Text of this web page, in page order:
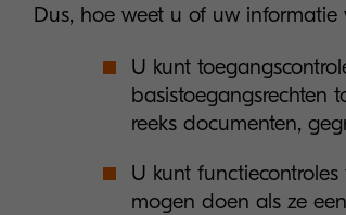
Dus, hoe weet u of uw informatie
U kunt
basistoegangsrechten
reeks documenten,
U kunt
mogen doen als ze